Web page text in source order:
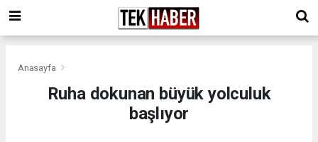
Anasayfa
Ruha dokunan büyük yolculuk
başlıyor